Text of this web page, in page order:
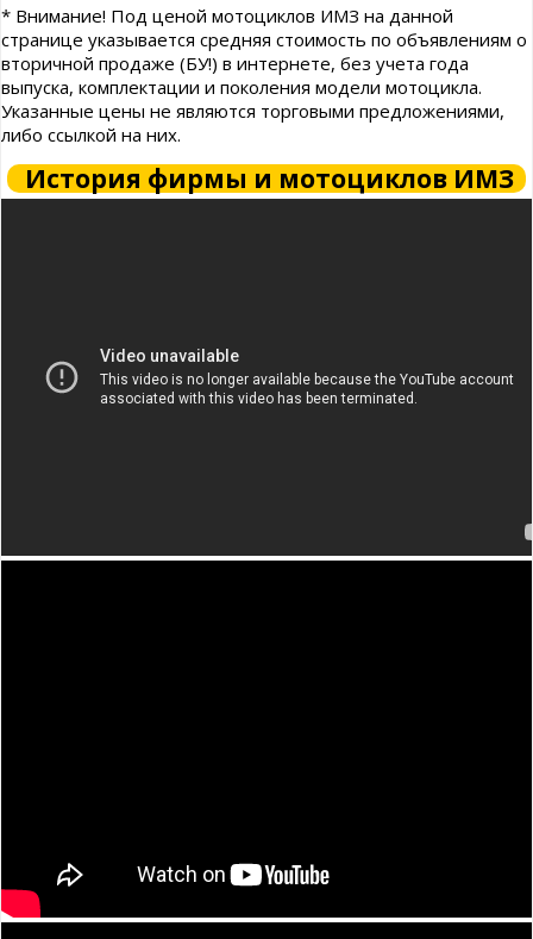
* Внимание! Под ценой мотоциклов ИМЗ на данной
странице указывается средняя стоимость по объявлениям о
вторичной продаже (БУ!) в интернете, без учета года
выпуска, комплектации и поколения модели мотоцикла.
Указанные цены не являются торговыми предложениями,
либо ссылкой на них.
История фирмы и мотоциклов ИМЗ